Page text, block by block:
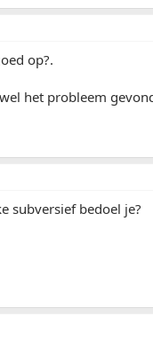
op?.
het probleem
subversief bedoel je?